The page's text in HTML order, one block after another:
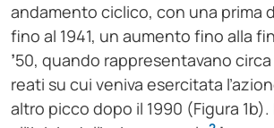
andamento ciclico, con una prima
fino al 1941, un aumento fino alla
’50, quando rappresentavano
reati su cui veniva esercitata
altro picco dopo il 1990 (Figura